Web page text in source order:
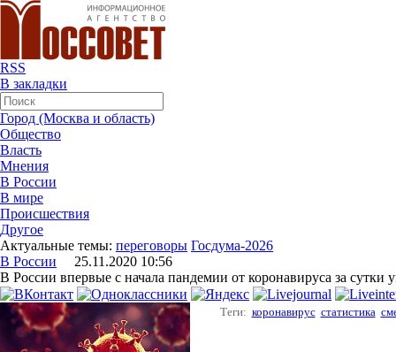
RSS
В закладки
Город (Москва и область)
Общество
Власть
Мнения
В России
В мире
Происшествия
Другое
Актуальные темы: переговоры Госдума-2026
В России 25.11.2020 10:56
В России впервые с начала пандемии от коронавируса за сутки
Теги: коронавирус статистика